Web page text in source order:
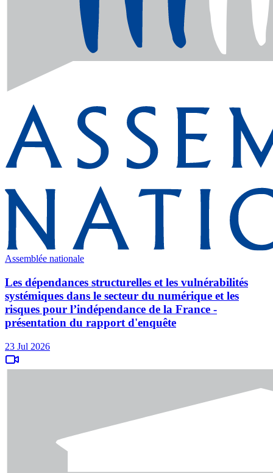
Assemblée nationale
Les dépendances structurelles et les vulnérabilités
systémiques dans le secteur du numérique et les
risques pour l’indépendance de la France -
présentation du rapport d'enquête
23 Jul 2026